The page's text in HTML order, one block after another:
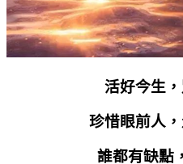
活好今生，
珍惜眼前人
誰都有缺點